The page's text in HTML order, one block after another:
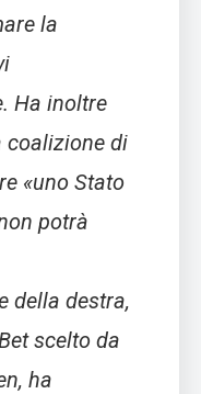
la
Ha inoltre
coalizione di
«uno Stato
potrà
della destra,
scelto da
ha